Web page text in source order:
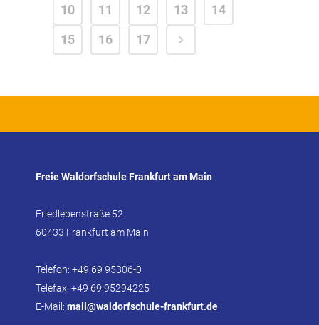
10
11 12 13
14
15
16 17
Freie Waldorfschule Frankfurt am Main
Friedlebenstraße 52
60433 Frankfurt am Main
Telefon: +49 69 95306-0
Telefax: +49 69 95294225
E-Mail: mail@waldorfschule-frankfurt.de